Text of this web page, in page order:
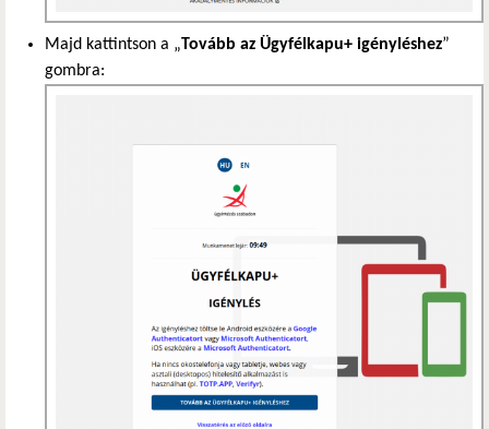
Majd kattintson a „Tovább az Ügyfélkapu+ igényléshez”
gombra: